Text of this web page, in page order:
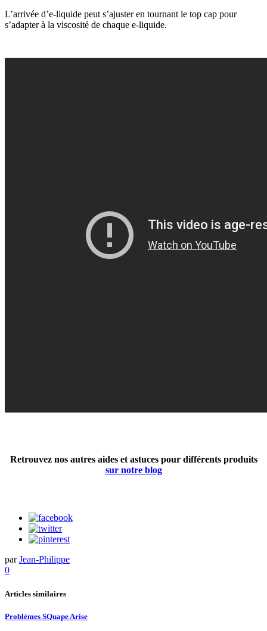
L’arrivée d’e-liquide peut s’ajuster en tournant le top cap pour
s’adapter à la viscosité de chaque e-liquide.
Retrouvez nos autres aides et astuces pour différents produits
sur notre blog
par Jean-Philippe
0
Articles similaires
Problèmes SQuape Arise